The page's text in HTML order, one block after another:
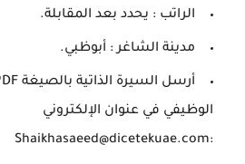
الراتب : يحدد بعد المقابلة.
مدينة الشاغر : أبوظبي.
الوظيفي في عنوان الإلكتروني
:Shaikhasaeed@dicetekuae.com